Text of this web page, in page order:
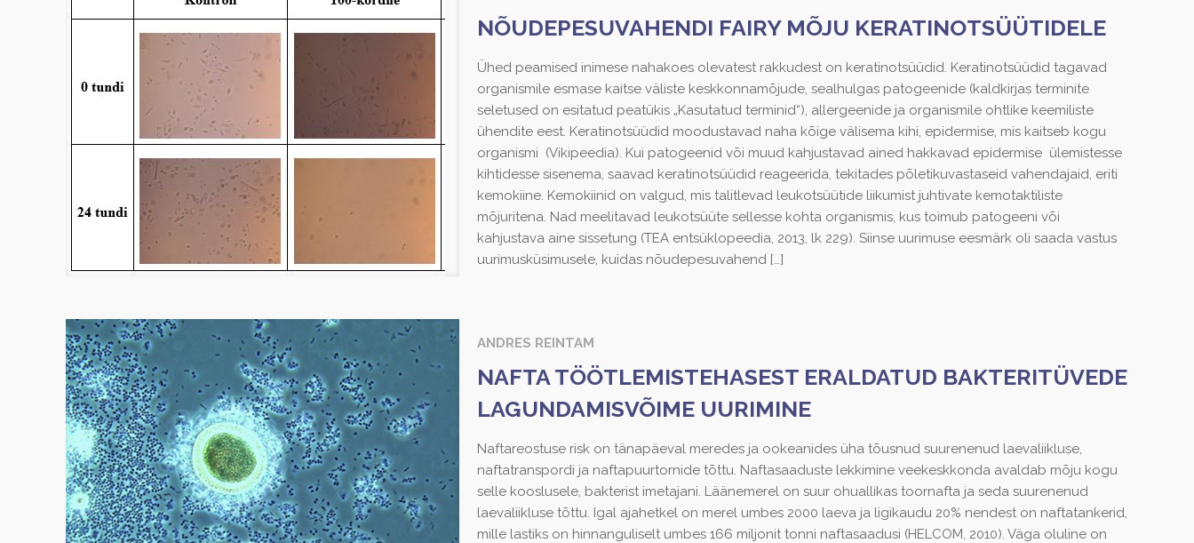
NÕUDEPESUVAHENDI FAIRY MÕJU KERATINOTSÜÜTIDELE
Ühed peamised inimese nahakoes olevatest rakkudest on keratinotsüüdid. Keratinotsüüdid tagavad
organismile esmase kaitse väliste keskkonnamõjude, sealhulgas patogeenide (kaldkirjas terminite
seletused on esitatud peatükis „Kasutatud terminid“), allergeenide ja organismile ohtlike keemiliste
ühendite eest. Keratinotsüüdid moodustavad naha kõige välisema kihi, epidermise, mis kaitseb kogu
organismi (Vikipeedia). Kui patogeenid või muud kahjustavad ained hakkavad epidermise ülemistesse
kihtidesse sisenema, saavad keratinotsüüdid reageerida, tekitades põletikuvastaseid vahendajaid, eriti
kemokiine. Kemokiinid on valgud, mis talitlevad leukotsüütide liikumist juhtivate kemotaktiliste
mõjuritena. Nad meelitavad leukotsüüte sellesse kohta organismis, kus toimub patogeeni või
kahjustava aine sissetung (TEA entsüklopeedia, 2013, lk 229). Siinse uurimuse eesmärk oli saada vastus
uurimusküsimusele, kuidas nõudepesuvahend[…]
ANDRES REINTAM
NAFTA TÖÖTLEMISTEHASEST ERALDATUD BAKTERITÜVEDE
LAGUNDAMISVÕIME UURIMINE
Naftareostuse risk on tänapäeval meredes ja ookeanides üha tõusnud suurenenud laevaliikluse,
naftatranspordi ja naftapuurtornide tõttu. Naftasaaduste lekkimine veekeskkonda avaldab mõju kogu
selle kooslusele, bakterist imetajani. Läänemerel on suur ohuallikas toornafta ja seda suurenenud
laevaliikluse tõttu. Igal ajahetkel on merel umbes 2000 laeva ja ligikaudu 20% nendest on naftatankerid,
mille lastiks on hinnanguliselt umbes 166 miljonit tonni naftasaadusi (HELCOM, 2010). Väga oluline on